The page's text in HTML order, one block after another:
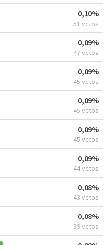
0,10%
51 votos
0,09%
47 votos
0,09%
45 votos
0,09%
45 votos
0,09%
45 votos
0,09%
44 votos
0,08%
43 votos
0,08%
39 votos